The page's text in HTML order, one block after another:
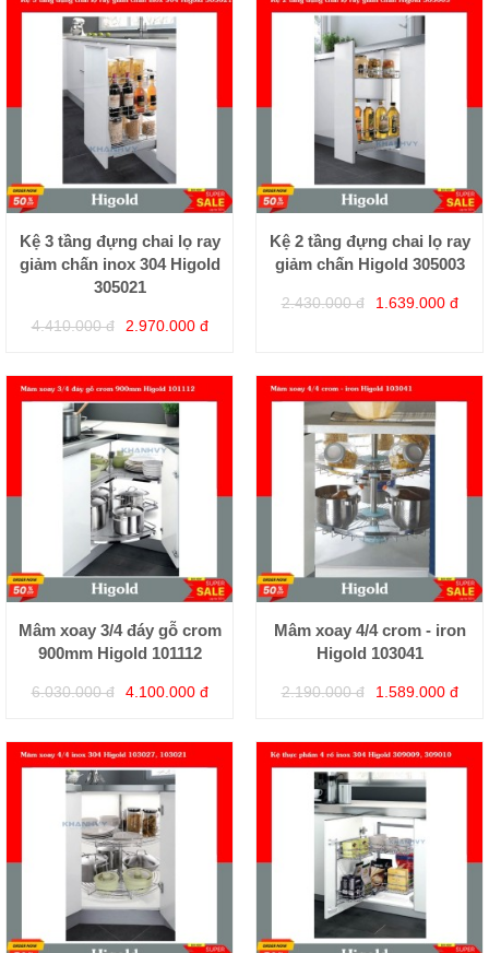
Kệ 3 tầng đựng chai lọ ray
giảm chấn inox 304 Higold
305021
4.410.000 đ 2.970.000 đ
Kệ 2 tầng đựng chai lọ ray
giảm chấn Higold 305003
2.430.000 đ 1.639.000 đ
Mâm xoay 3/4 đáy gỗ crom
900mm Higold 101112
6.030.000 đ 4.100.000 đ
Mâm xoay 4/4 crom - iron
Higold 103041
2.190.000 đ 1.589.000 đ